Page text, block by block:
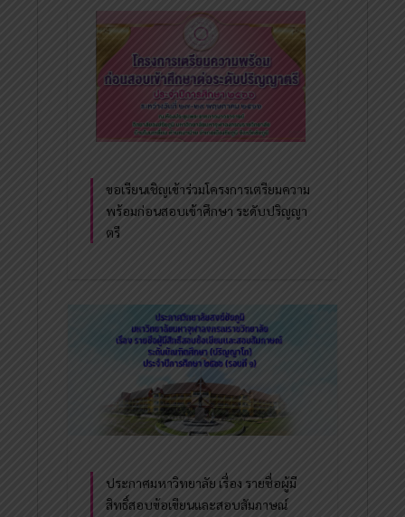
ขอเรียนเชิญเข้าร่วมโครงการเตรียมความ
พร้อมก่อนสอบเข้าศึกษา ระดับปริญญา
ตรี
ประกาศมหาวิทยาลัย เรื่อง รายชื่อผู้มี
สิทธิ์สอบข้อเขียนและสอบสัมภาษณ์